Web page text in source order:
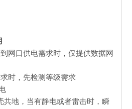
网口供电需求时，仅提供数据网
时，先检测等级需求
共地，当有静电或者雷击时，瞬